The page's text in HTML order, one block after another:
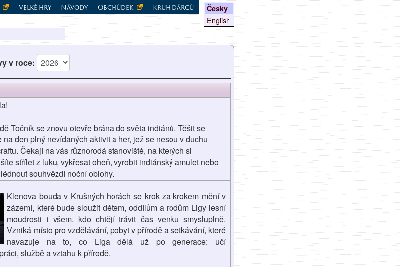
Česky
English
Velké hry Návody Obchůdek Kruh dárců
v roce:
Točník se znovu otevře brána do světa indiánů. Těšit se
na den plný nevídaných aktivit a her, jež se nesou v duchu
Čekají na vás různorodá stanoviště, na kterých si
střílet z luku, vykřesat oheň, vyrobit indiánský amulet nebo
souhvězdí noční oblohy.
Klenova bouda v Krušných horách se krok za krokem mění v
zázemí, které bude sloužit dětem, oddílům a rodům Ligy lesní
moudrosti i všem, kdo chtějí trávit čas venku smysluplně.
Vzniká místo pro vzdělávání, pobyt v přírodě a setkávání, které
navazuje na to, co Liga dělá už po generace: učí
službě a vztahu k přírodě.